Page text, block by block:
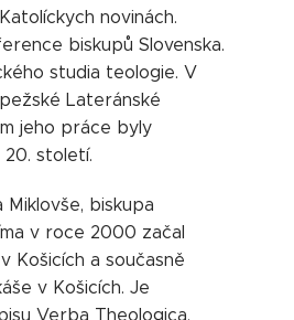
novinách.
biskupů Slovenska.
studia teologie. V
Lateránské
jeho práce byly
20. století.
Miklovše, biskupa
v roce 2000 začal
Košicích a současně
v Košicích. Je
Verba Theologica,